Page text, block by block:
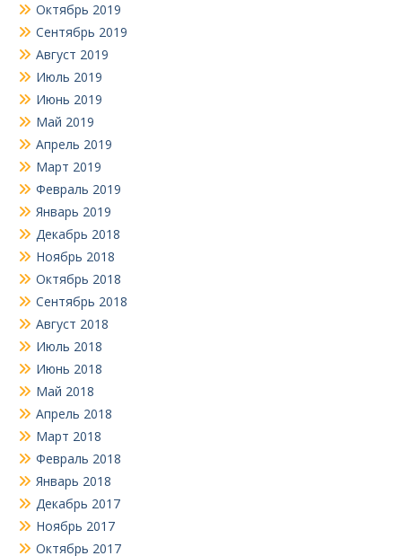
Октябрь 2019
Сентябрь 2019
Август 2019
Июль 2019
Июнь 2019
Май 2019
Апрель 2019
Март 2019
Февраль 2019
Январь 2019
Декабрь 2018
Ноябрь 2018
Октябрь 2018
Сентябрь 2018
Август 2018
Июль 2018
Июнь 2018
Май 2018
Апрель 2018
Март 2018
Февраль 2018
Январь 2018
Декабрь 2017
Ноябрь 2017
Октябрь 2017